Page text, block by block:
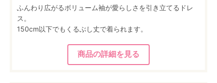
ふんわり広がるボリューム袖が愛らしさを引き立てるドレ
ス。
150cm以下でもくるぶし丈で着られます。